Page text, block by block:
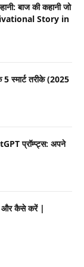
बाज की कहानी जो
Story in
स्मार्ट तरीके (2025
प्रॉम्प्ट्स: अपने
और कैसे करें |